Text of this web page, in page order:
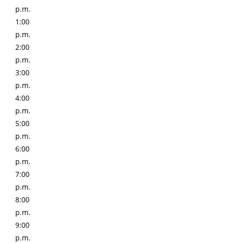
p.m.
1:00
p.m.
2:00
p.m.
3:00
p.m.
4:00
p.m.
5:00
p.m.
6:00
p.m.
7:00
p.m.
8:00
p.m.
9:00
p.m.